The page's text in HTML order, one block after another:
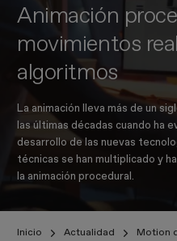
Animación
movimientos
algoritmos
La animación lleva más de un
las últimas décadas cuando ha
desarrollo de las nuevas
técnicas se han multiplicado y
la animación procedural.
Inicio Actualidad
Motion